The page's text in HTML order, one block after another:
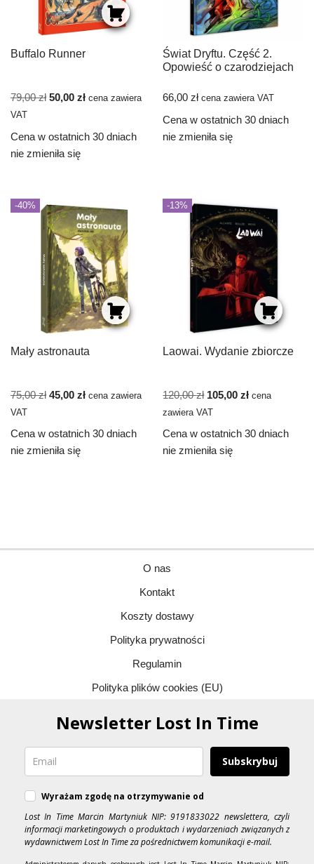
Buffalo Runner
79,00zł 50,00 zł cena zawiera
VAT
Cena w ostatnich 30 dniach
nie zmieniła się
Świat Dryftu. Część 2.
Opowieść o czarodziejach
66,00zł cena zawiera VAT
Cena w ostatnich 30 dniach
nie zmieniła się
-40%
Mały astronauta
75,00zł 45,00 zł cena zawiera
VAT
Cena w ostatnich 30 dniach
nie zmieniła się
-13%
Laowai. Wydanie zbiorcze
120,00zł 105,00zł cena
zawiera VAT
Cena w ostatnich 30 dniach
nie zmieniła się
O nas
Kontakt
Koszty dostawy
Polityka prywatności
Regulamin
Polityka plików cookies (EU)
Newsletter Lost In Time
Subskrybuj
Wyrażam zgodę na otrzymywanie od
Lost In Time Marcin Martyniuk NIP: 9191833022 newslettera, czyli
informacji marketingowych o produktach i wydarzeniach związanych z
wydawnictwem Lost In Time za pośrednictwem komunikacji e-mail.